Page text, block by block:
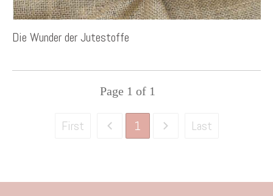
Die Wunder der Jutestoffe
Page 1 of 1
First 1 Last